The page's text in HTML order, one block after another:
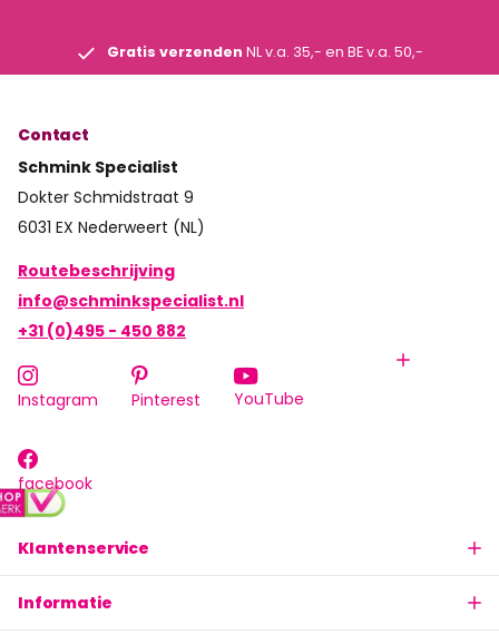
Gratis verzenden NL v.a. 35,- en BE v.a. 50,-
Klantenservice
Informatie
Contact
Schmink Specialist
Dokter Schmidstraat 9
6031 EX Nederweert (NL)
Routebeschrijving
info@schminkspecialist.nl
+31 (0)495 - 450 882
Instagram Pinterest YouTube
facebook